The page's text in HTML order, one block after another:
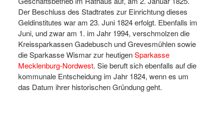
Der Beschluss des Stadtrates zur Einrichtung dieses
Geldinstitutes war am 23. Juni 1824 erfolgt. Ebenfalls im
Juni, und zwar am 1. im Jahr 1994, verschmolzen die
Kreissparkassen Gadebusch und Grevesmühlen sowie
die Sparkasse Wismar zur heutigenSparkasse
Mecklenburg-Nordwest. Sie beruft sich ebenfalls auf die
kommunale Entscheidung im Jahr 1824, wenn es um
das Datum ihrer historischen Gründung geht.